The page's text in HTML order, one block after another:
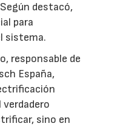
destacó,
para
sistema.
responsable de
España,
verdadero
sino en